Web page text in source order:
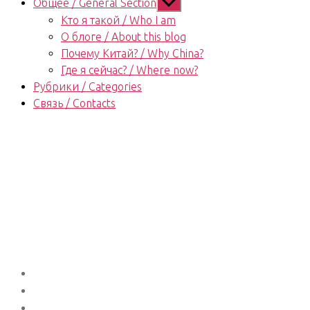
Общее / General Section
подменю
Кто я такой / Who I am
О блоге / About this blog
Почему Китай? / Why China?
Где я сейчас? / Where now?
Рубрики / Categories
Связь / Contacts